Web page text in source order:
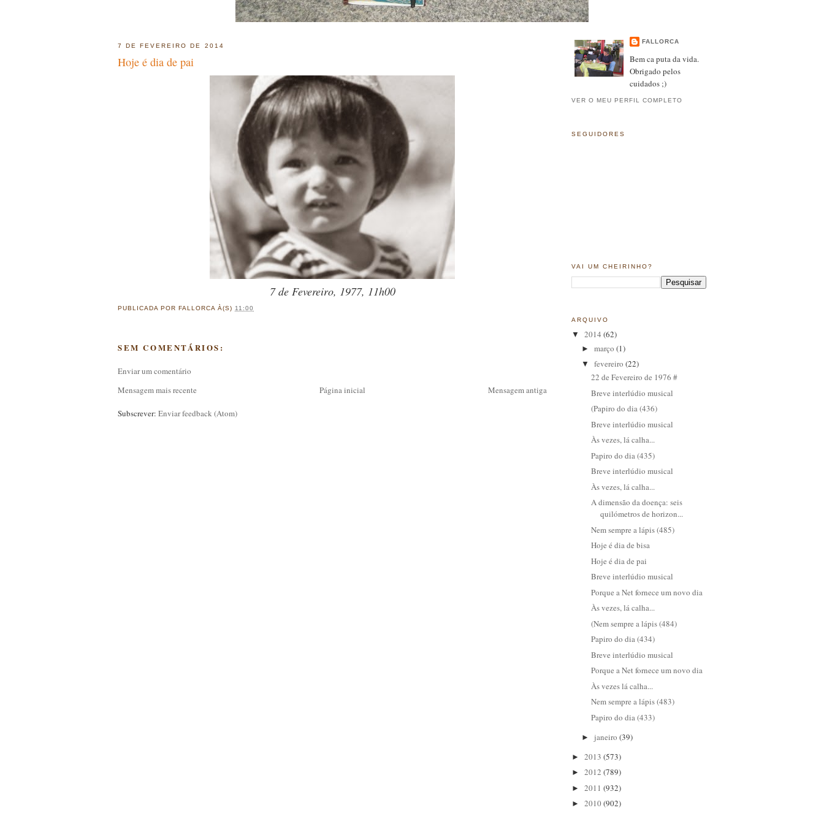
7 DE FEVEREIRO DE 2014
Hoje é dia de pai
7 de Fevereiro, 1977, 11h00
PUBLICADA POR FALLORCA À(S)11:00
SEM COMENTÁRIOS:
Enviar um comentário
Mensagem mais recente
Mensagem antiga
Página inicial
Subscrever: Enviar feedback (Atom)
FALLORCA
Bem ca puta da vida.
Obrigado pelos
cuidados ;)
VER O MEU PERFIL COMPLETO
SEGUIDORES
VAI UM CHEIRINHO?
ARQUIVO
▼ 2014 (62)
► março (1)
▼ fevereiro (22)
22 de Fevereiro de 1976 #
Breve interlúdio musical
(Papiro do dia (436)
Breve interlúdio musical
Às vezes, lá calha...
Papiro do dia (435)
Breve interlúdio musical
Às vezes, lá calha...
A dimensão da doença: seis
quilómetros de horizon...
Nem sempre a lápis (485)
Hoje é dia de bisa
Hoje é dia de pai
Breve interlúdio musical
Porque a Net fornece um novo dia
Às vezes, lá calha...
(Nem sempre a lápis (484)
Papiro do dia (434)
Breve interlúdio musical
Porque a Net fornece um novo dia
Às vezes lá calha...
Nem sempre a lápis (483)
Papiro do dia (433)
► janeiro (39)
► 2013 (573)
► 2012 (789)
► 2011 (932)
► 2010(902)